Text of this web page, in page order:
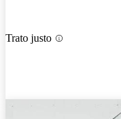
Trato justo